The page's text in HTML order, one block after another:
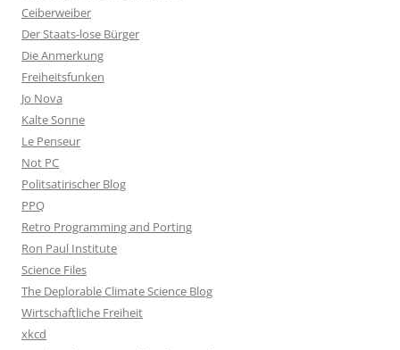
Ceiberweiber
Der Staats-lose Bürger
Die Anmerkung
Freiheitsfunken
Jo Nova
Kalte Sonne
Le Penseur
Not PC
Politsatirischer Blog
PPQ
Retro Programming and Porting
Ron Paul Institute
Science Files
The Deplorable Climate Science Blog
Wirtschaftliche Freiheit
xkcd